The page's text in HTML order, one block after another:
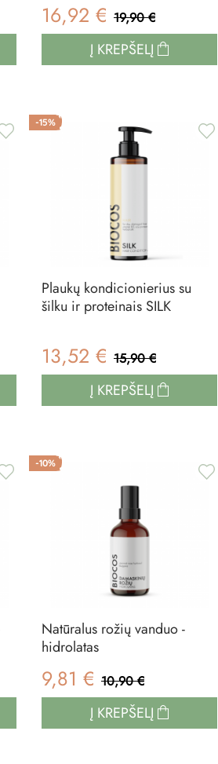
16,92 € 19,90 €
Į KREPŠELĮ
-15%
Plaukų kondicionierius su
šilku ir proteinais SILK
13,52 € 15,90 €
Į KREPŠELĮ
-10%
Natūralus rožių vanduo -
hidrolatas
9,81 € 10,90 €
Į KREPŠELĮ